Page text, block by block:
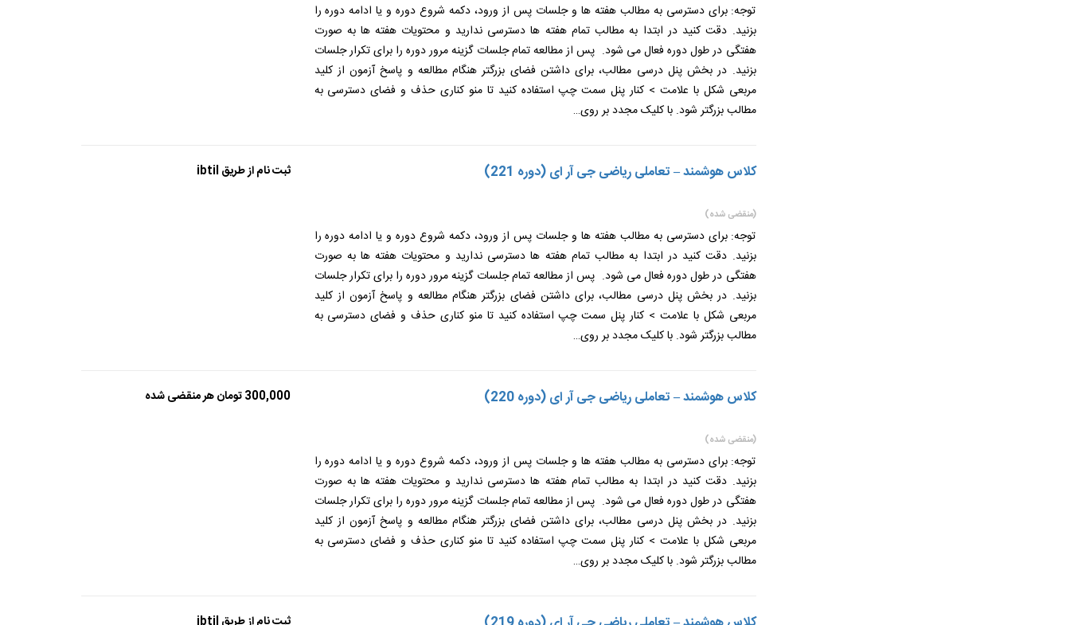
توجه: برای دسترسی به مطالب هفته ها و جلسات پس از ورود، دکمه شروع دوره و یا ادامه دوره را
بزنید. دقت کنید در ابتدا به مطالب تمام هفته ها دسترسی ندارید و محتویات هفته ها به صورت
هفتگی در طول دوره فعال می شود. پس از مطالعه تمام جلسات گزینه مرور دوره را برای تکرار جلسات
بزنید. در بخش پنل درسی مطالب، برای داشتن فضای بزرگتر هنگام مطالعه و پاسخ آزمون از کلید
مربعی شکل با علامت > کنار پنل سمت چپ استفاده کنید تا منو کناری حذف و فضای دسترسی به
مطالب بزرگتر شود. با کلیک مجدد بر روی…
کلاس هوشمند – تعاملی ریاضی جی آر ای (دوره 221)
(منقضی شده)
توجه: برای دسترسی به مطالب هفته ها و جلسات پس از ورود، دکمه شروع دوره و یا ادامه دوره را
بزنید. دقت کنید در ابتدا به مطالب تمام هفته ها دسترسی ندارید و محتویات هفته ها به صورت
هفتگی در طول دوره فعال می شود. پس از مطالعه تمام جلسات گزینه مرور دوره را برای تکرار جلسات
بزنید. در بخش پنل درسی مطالب، برای داشتن فضای بزرگتر هنگام مطالعه و پاسخ آزمون از کلید
مربعی شکل با علامت > کنار پنل سمت چپ استفاده کنید تا منو کناری حذف و فضای دسترسی به
مطالب بزرگتر شود. با کلیک مجدد بر روی…
ثبت نام از طریق ibtil
کلاس هوشمند – تعاملی ریاضی جی آر ای (دوره 220)
(منقضی شده)
توجه: برای دسترسی به مطالب هفته ها و جلسات پس از ورود، دکمه شروع دوره و یا ادامه دوره را
بزنید. دقت کنید در ابتدا به مطالب تمام هفته ها دسترسی ندارید و محتویات هفته ها به صورت
هفتگی در طول دوره فعال می شود. پس از مطالعه تمام جلسات گزینه مرور دوره را برای تکرار جلسات
بزنید. در بخش پنل درسی مطالب، برای داشتن فضای بزرگتر هنگام مطالعه و پاسخ آزمون از کلید
مربعی شکل با علامت > کنار پنل سمت چپ استفاده کنید تا منو کناری حذف و فضای دسترسی به
مطالب بزرگتر شود. با کلیک مجدد بر روی…
300,000تومانهر منقضی شده